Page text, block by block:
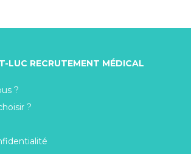
LUC RECRUTEMENT MÉDICAL
?
?